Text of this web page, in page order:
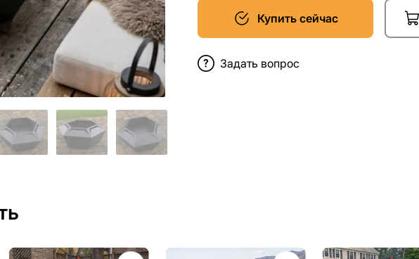
Купить сейчас
Задать вопрос